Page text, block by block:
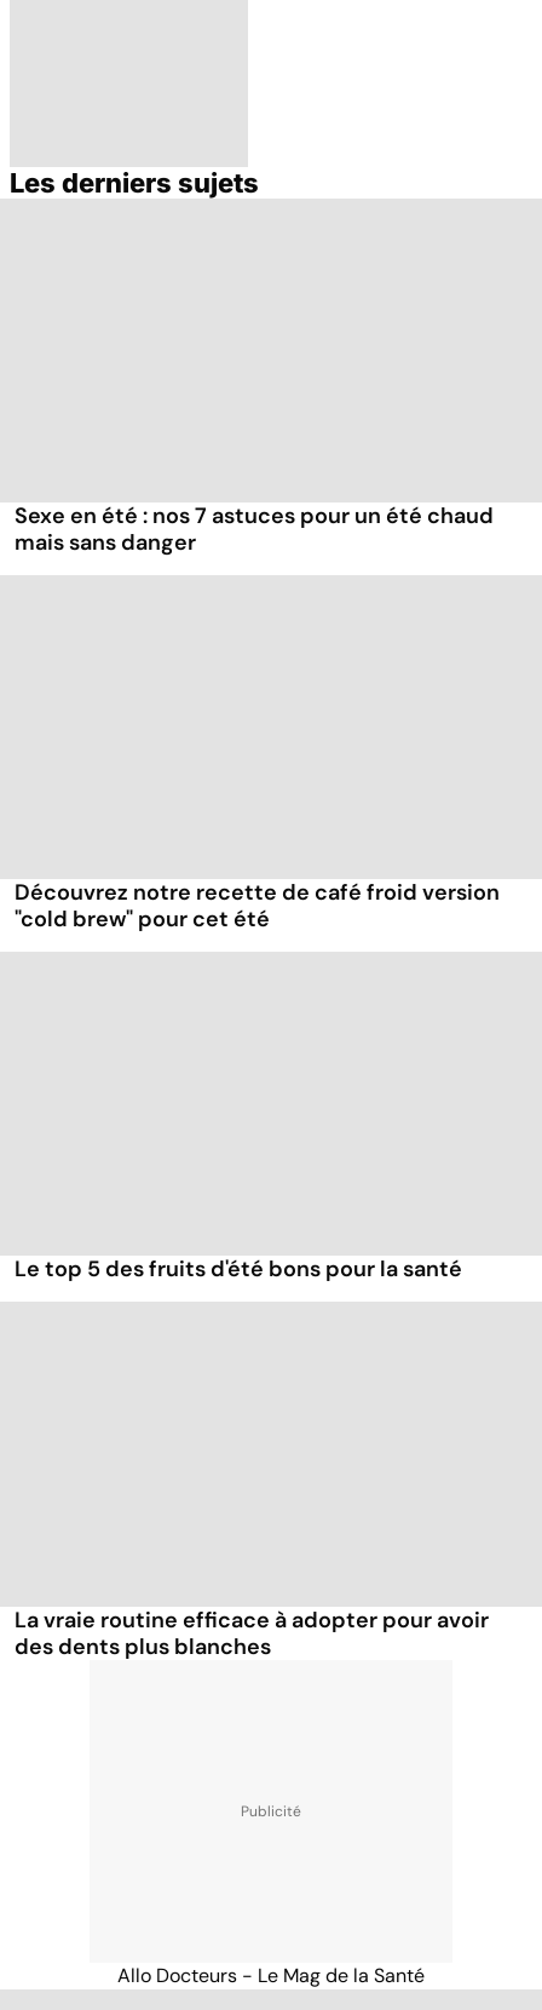
Dérèglement
Les derniers sujets
Sexe en été : nos 7 astuces pour un été chaud
mais sans danger
Découvrez notre recette de café froid version
"cold brew" pour cet été
Le top 5 des fruits d'été bons pour la santé
La vraie routine efficace à adopter pour avoir
des dents plus blanches
Allo Docteurs - Le Mag de la Santé